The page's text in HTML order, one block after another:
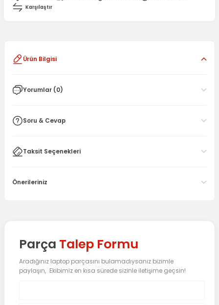
Karşılaştır
Ürün Bilgisi
Yorumlar (0)
Soru & Cevap
Taksit Seçenekleri
Önerileriniz
Parça Talep Formu
Aradığınız laptop parçasını bulamadıysanız bizimle
paylaşın, Ekibimiz en kısa sürede sizinle iletişime geçsin!